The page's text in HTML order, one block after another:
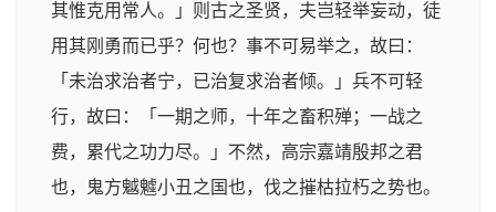
其惟克用常人。」则古之圣贤，夫岂轻举妄动，徒
用其刚勇而已乎？何也？事不可易举之，故曰：
「未治求治者宁，已治复求治者倾。」兵不可轻
行，故曰：「一期之师，十年之畜积殚；一战之
费，累代之功力尽。」不然，高宗嘉靖殷邦之君
也，鬼方魆魖小丑之国也，伐之摧枯拉朽之势也。